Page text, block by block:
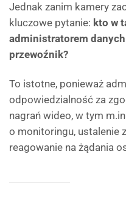
Jednak zanim kamery
kluczowe pytanie: kto w
administratorem
przewoźnik?
To istotne, ponieważ
odpowiedzialność za
nagrań wideo, w tym
o monitoringu, ustalenie
reagowanie na żądania